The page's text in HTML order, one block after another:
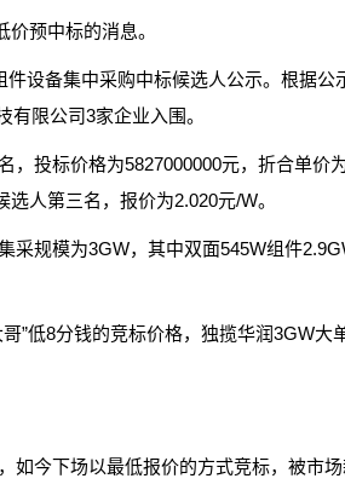
预中标的消息。
设备集中采购中标候选人公示。根据公
限公司3家企业入围。
，投标价格为5827000000元，折合单价
人第三名，报价为2.020元/W。
采规模为3GW，其中双面545W组件
”低8分钱的竞标价格，独揽华润3GW大
如今下场以最低报价的方式竞标，被市